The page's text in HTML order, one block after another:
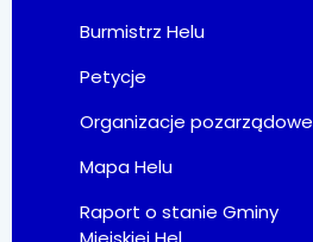
Burmistrz Helu
Petycje
Organizacje pozarządowe
Mapa Helu
Raport o stanie Gminy